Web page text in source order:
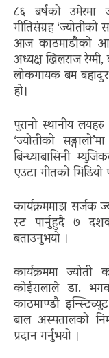
८६ बर्षको उमेरमा
गीतिसंग्रह
आज काठमाडौको
अध्यक्ष खिलराज
लोकगायक बम
हो।
पुरानो स्थानीय
‘ज्योतीको
बिन्ध्याबासिनी
एउटा गीतको भिडियो
कार्य​क्र​म​माझ​ स​र्ज​क
स्ट​ पार्नुहुदै ७
बताउनुभ​यो ।
कार्यक्रममा
कोईरालाले डा.
काठमाण्डौ
बाल अस्पतालको
प्रदान गर्नुभयो ।